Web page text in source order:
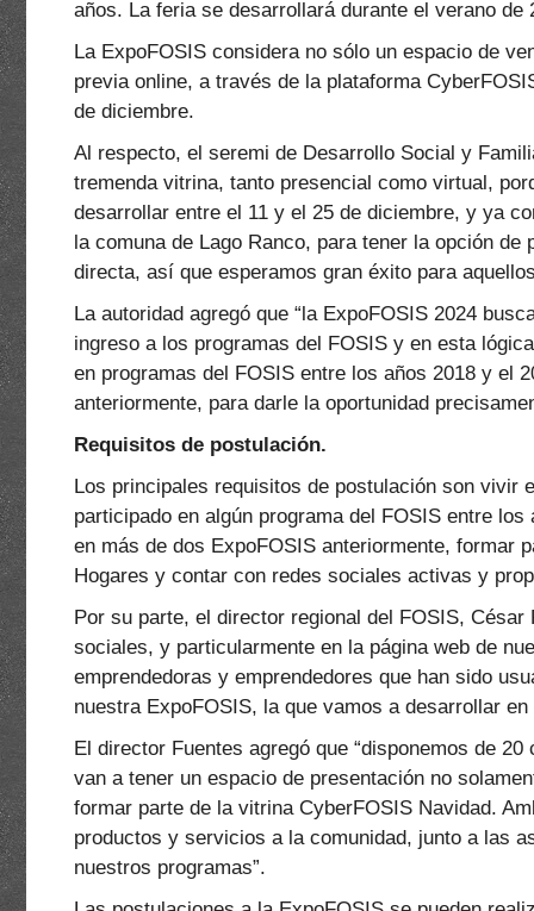
años. La feria se desarrollará durante el verano de
La ExpoFOSIS considera no sólo un espacio de
previa online, a través de la plataforma
de diciembre.
Al respecto, el seremi de Desarrollo Social y
tremenda vitrina, tanto presencial como virtual,
desarrollar entre el 11 y el 25 de diciembre, y ya
la comuna de Lago Ranco, para tener la opción
directa, así que esperamos gran éxito para
La autoridad agregó que “la ExpoFOSIS 2024
ingreso a los programas del FOSIS y en esta
en programas del FOSIS entre los años 2018 y el
anteriormente, para darle la oportunidad
Requisitos de postulación.
Los principales requisitos de postulación son vivir
participado en algún programa del FOSIS entre
en más de dos ExpoFOSIS anteriormente, formar
Hogares y contar con redes sociales activas y
Por su parte, el director regional del FOSIS,
sociales, y particularmente en la página web de
emprendedoras y emprendedores que han sido
nuestra ExpoFOSIS, la que vamos a desarrollar
El director Fuentes agregó que “disponemos de
van a tener un espacio de presentación no
formar parte de la vitrina CyberFOSIS Navidad.
productos y servicios a la comunidad, junto a las
nuestros programas”.